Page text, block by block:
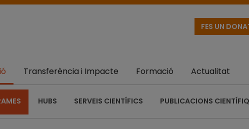
FES UN
HUBS SERVEIS CIENTÍFICS PUBLICACIONS
Transferència i Impacte Formació Actualitat